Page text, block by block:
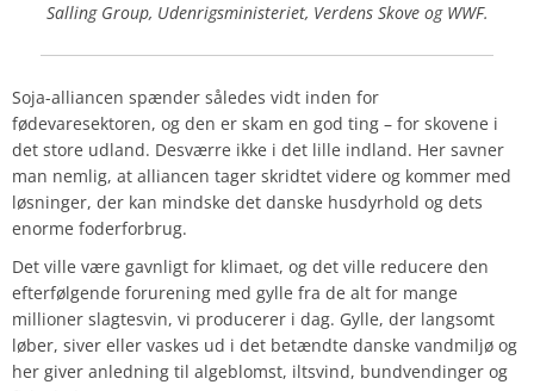
Salling Group, Udenrigsministeriet, Verdens Skove og WWF.
Soja-alliancen spænder således vidt inden for
fødevaresektoren, og den er skam en god ting – for skovene i
det store udland. Desværre ikke i det lille indland. Her savner
man nemlig, at alliancen tager skridtet videre og kommer med
løsninger, der kan mindske det danske husdyrhold og dets
enorme foderforbrug.
Det ville være gavnligt for klimaet, og det ville reducere den
efterfølgende forurening med gylle fra de alt for mange
millioner slagtesvin, vi producerer i dag. Gylle, der langsomt
løber, siver eller vaskes ud i det betændte danske vandmiljø og
her giver anledning til algeblomst, iltsvind, bundvendinger og